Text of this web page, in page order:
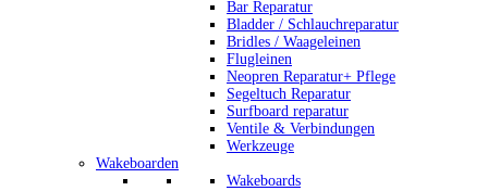
Bar Reparatur
Bladder / Schlauchreparatur
Bridles / Waageleinen
Flugleinen
Neopren Reparatur+ Pflege
Segeltuch Reparatur
Surfboard reparatur
Ventile & Verbindungen
Werkzeuge
Wakeboarden
Wakeboards